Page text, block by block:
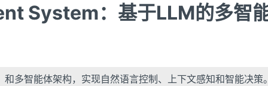
System：基于LLM的多智
多智能体架构，实现自然语言控制、上下文感知和智能决策。